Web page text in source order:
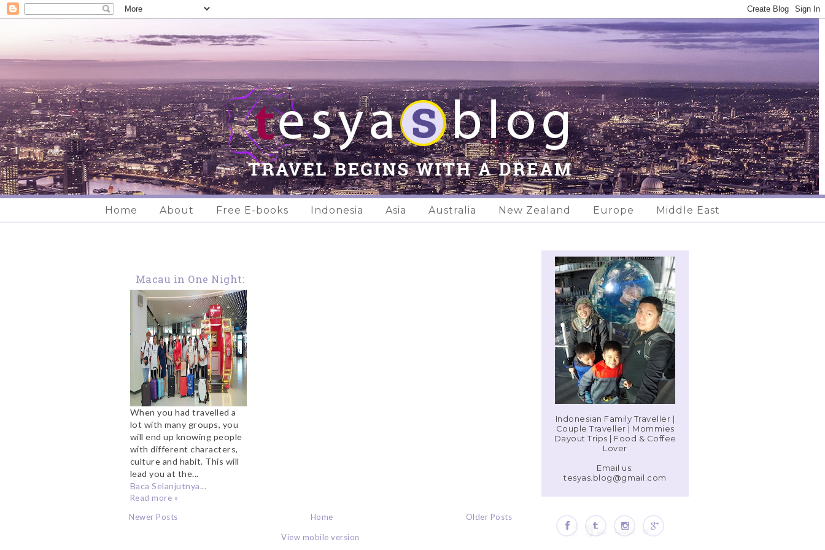
Home About Free E-books Indonesia Asia Australia New Zealand Europe Middle East
Macau in One Night:
Strolling Around
Senado Square And
Visit Macau Night
Market
When you had travelled a
lot with many groups, you
will end up knowing people
with different characters,
culture and habit. This will
lead you at the...
Baca Selanjutnya...
Read more »
Newer Posts
Older Posts
Home
View mobile version
Indonesian Family Traveller |
Couple Traveller | Mommies
Dayout Trips | Food & Coffee
Lover
Email us:
tesyas.blog@gmail.com